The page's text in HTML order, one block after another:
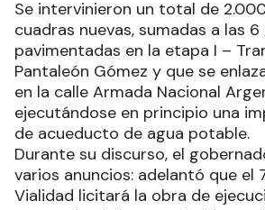
Se intervinieron un total de
cuadras nuevas, sumadas a las
pavimentadas en la etapa I –
Pantaleón Gómez y que se
en la calle Armada Nacional
ejecutándose en principio una
de acueducto de agua potable.
Durante su discurso, el
varios anuncios: adelantó que el
Vialidad licitará la obra de